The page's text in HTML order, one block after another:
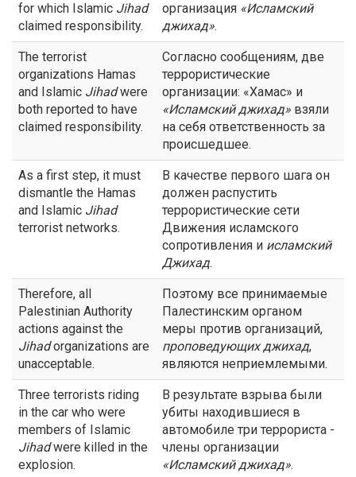
for which Islamic Jihad
claimed responsibility.
организация «Исламский
джихад».
The terrorist
organizations Hamas
and Islamic Jihadwere
both reported to have
claimed responsibility.
Согласно сообщениям, две
террористические
организации: «Хамас» и
«Исламскийджихад» взяли
на себя ответственность за
происшедшее.
As a first step, it must
dismantle the Hamas
and Islamic Jihad
terrorist networks.
В качестве первого шага он
должен распустить
террористические сети
Движения исламского
сопротивления и исламский
Джихад.
Therefore, all
Palestinian Authority
actions against the
Jihadorganizations are
unacceptable.
Поэтому все принимаемые
Палестинским органом
меры против организаций,
проповедующихджихад,
являются неприемлемыми.
Three terrorists riding
in the car who were
members of Islamic
Jihadwere killed in the
explosion.
В результате взрыва были
убиты находившиеся в
автомобиле три террориста -
члены организации
«Исламскийджихад».